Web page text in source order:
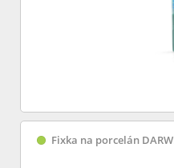
Fixka na porcelán